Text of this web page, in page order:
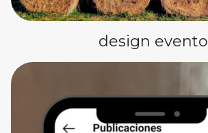
design evento